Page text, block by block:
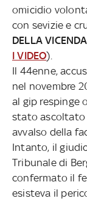
omicidio
con sevizie e
DELLA
I VIDEO).
Il 44enne,
nel novembre
al gip respinge
stato ascoltato
avvalso della
Intanto, il
Tribunale di
confermato il
esisteva il